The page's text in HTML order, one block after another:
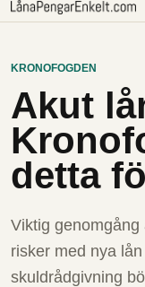
KRONOFOGDEN
Akut
detta
Viktig
risker med nya
skuldrådgivning